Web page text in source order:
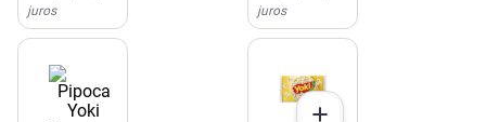
juros
juros